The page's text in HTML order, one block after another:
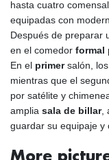
hasta cuatro
equipadas con
Después de preparar
en el comedor formal
En el primersalón, los
mientras que el
por satélite y
amplia sala de billar,
guardar su equipaje y
More